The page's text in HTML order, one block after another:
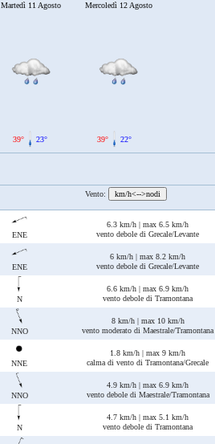
Martedì 11 Agosto
39° 23°
Mercoledì 12 Agosto
39° 22°
Vento: km/h<-->nodi
ENE
6.3 km/h | max 6.5 km/h
vento debole di Grecale/Levante
ENE
6 km/h | max 8.2 km/h
vento debole di Grecale/Levante
N
6.6 km/h | max 6.9 km/h
vento debole di Tramontana
NNO
8 km/h | max 10 km/h
vento moderato di Maestrale/Tramontana
NNE
1.8 km/h | max 9 km/h
calma di vento di Tramontana/Grecale
NNO
4.9 km/h | max 6.9 km/h
vento debole di Maestrale/Tramontana
N
4.7 km/h | max 5.1 km/h
vento debole di Tramontana